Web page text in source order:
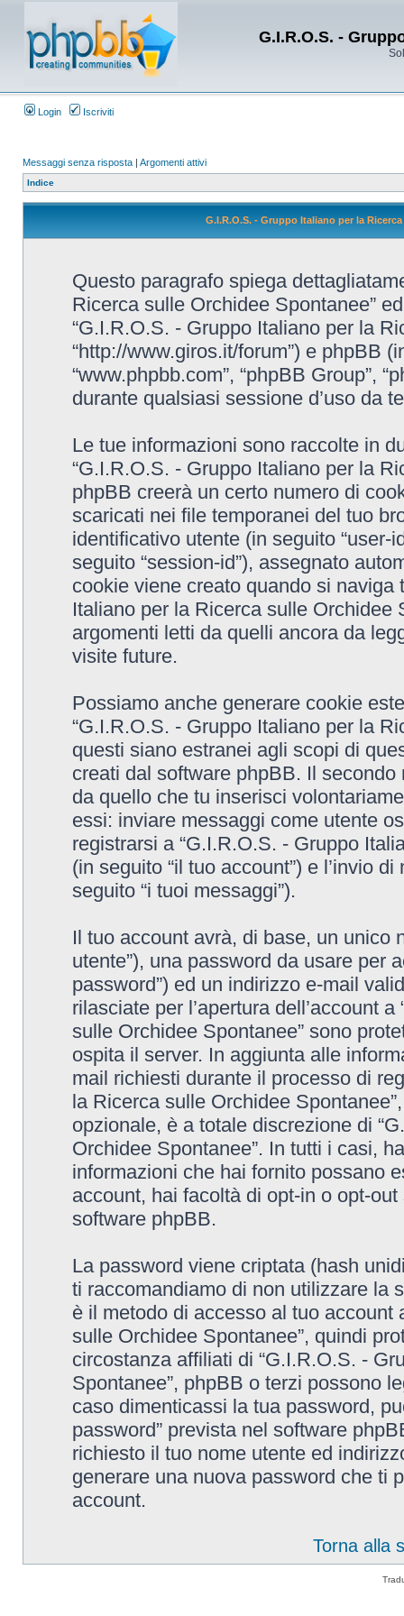
G.I.R.O.S. -
Login Iscriviti
Messaggi senza risposta | Argomenti attivi
Indice
G.I.R.O.S. - Gruppo Italiano per la
Questo paragrafo spiega
Ricerca sulle Orchidee Spontanee”
“G.I.R.O.S. - Gruppo Italiano per la
“http://www.giros.it/forum”) e phpBB
“www.phpbb.com”, “phpBB Group”,
durante qualsiasi sessione d’uso da
Le tue informazioni sono raccolte in
“G.I.R.O.S. - Gruppo Italiano per la
phpBB creerà un certo numero di
scaricati nei file temporanei del tuo
identificativo utente (in seguito
seguito “session-id”), assegnato
cookie viene creato quando si naviga
Italiano per la Ricerca sulle Orchidee
argomenti letti da quelli ancora da
visite future.
Possiamo anche generare cookie
“G.I.R.O.S. - Gruppo Italiano per la
questi siano estranei agli scopi di
creati dal software phpBB. Il
da quello che tu inserisci
essi: inviare messaggi come utente
registrarsi a “G.I.R.O.S. - Gruppo
(in seguito “il tuo account”) e l’invio
seguito “i tuoi messaggi”).
Il tuo account avrà, di base, un unico
utente”), una password da usare per
password”) ed un indirizzo e-mail
rilasciate per l’apertura dell’account
sulle Orchidee Spontanee” sono
ospita il server. In aggiunta alle
mail richiesti durante il processo di
la Ricerca sulle Orchidee
opzionale, è a totale discrezione di
Orchidee Spontanee”. In tutti i casi,
informazioni che hai fornito possano
account, hai facoltà di opt-in o opt-
software phpBB.
La password viene criptata (hash
ti raccomandiamo di non utilizzare la
è il metodo di accesso al tuo account
sulle Orchidee Spontanee”, quindi
circostanza affiliati di “G.I.R.O.S. -
Spontanee”, phpBB o terzi possono
caso dimenticassi la tua password,
password” prevista nel software
richiesto il tuo nome utente ed
generare una nuova password che ti
account.
Torna alla